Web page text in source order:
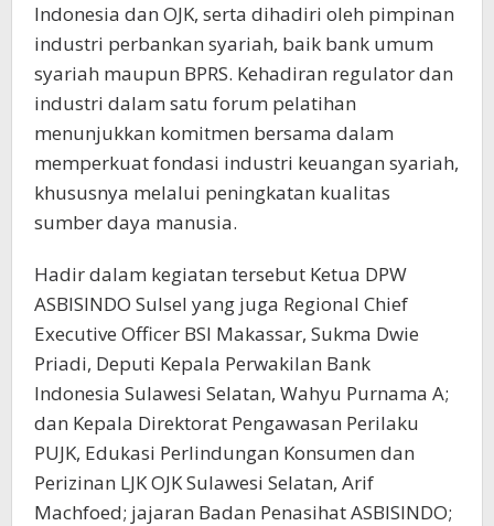
Indonesia dan OJK, serta dihadiri oleh pimpinan
industri perbankan syariah, baik bank umum
syariah maupun BPRS. Kehadiran regulator dan
industri dalam satu forum pelatihan
menunjukkan komitmen bersama dalam
memperkuat fondasi industri keuangan syariah,
khususnya melalui peningkatan kualitas
sumber daya manusia.
Hadir dalam kegiatan tersebut Ketua DPW
ASBISINDO Sulsel yang juga Regional Chief
Executive Officer BSI Makassar, Sukma Dwie
Priadi, Deputi Kepala Perwakilan Bank
Indonesia Sulawesi Selatan, Wahyu Purnama A;
dan Kepala Direktorat Pengawasan Perilaku
PUJK, Edukasi Perlindungan Konsumen dan
Perizinan LJK OJK Sulawesi Selatan, Arif
Machfoed; jajaran Badan Penasihat ASBISINDO;